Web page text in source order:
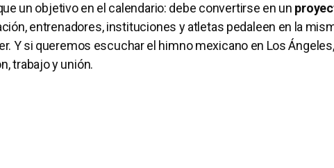
un objetivo en el calendario: debe convertirse en un
entrenadores, instituciones y atletas pedaleen en la
Y si queremos escuchar el himno mexicano en Los
trabajo y unión.